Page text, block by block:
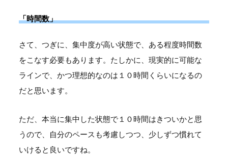
「時間数」
さて、つぎに、集中度が高い状態で、ある程度時間数
をこなす必要もあります。たしかに、現実的に可能な
ラインで、かつ理想的なのは１０時間くらいになるの
だと思います。
ただ、本当に集中した状態で１０時間はきついかと思
うので、自分のペースも考慮しつつ、少しずつ慣れて
いけると良いですね。